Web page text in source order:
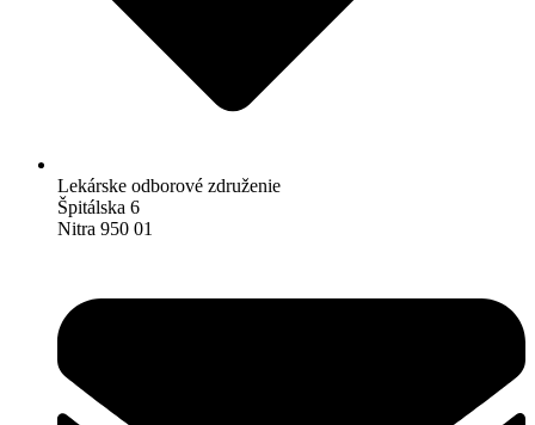
Lekárske odborové združenie
Špitálska 6
Nitra 950 01